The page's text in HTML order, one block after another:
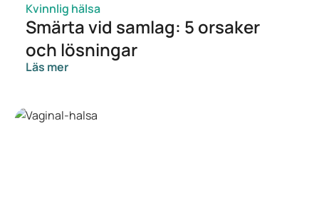
Kvinnlig hälsa
Smärta vid samlag: 5 orsaker
och lösningar
Läs mer